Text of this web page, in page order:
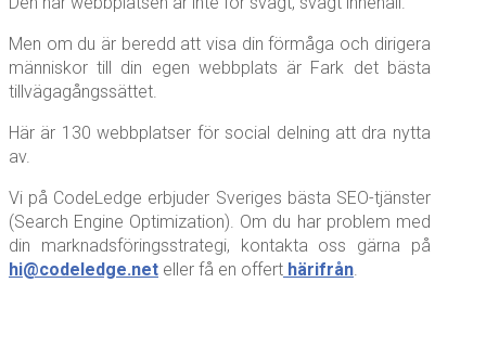
Men om du är beredd att visa din förmåga och dirigera
människor till din egen webbplats är Fark det bästa
tillvägagångssättet.
Här är 130 webbplatser för social delning att dra nytta
av.
Vi på CodeLedge erbjuder Sveriges bästa SEO-tjänster
(Search Engine Optimization). Om du har problem med
din marknadsföringsstrategi, kontakta oss gärna på
hi@codeledge.net eller få en offert härifrån.